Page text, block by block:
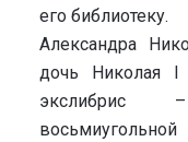
его библиотеку.
Александра
дочь Николая
экслибрис